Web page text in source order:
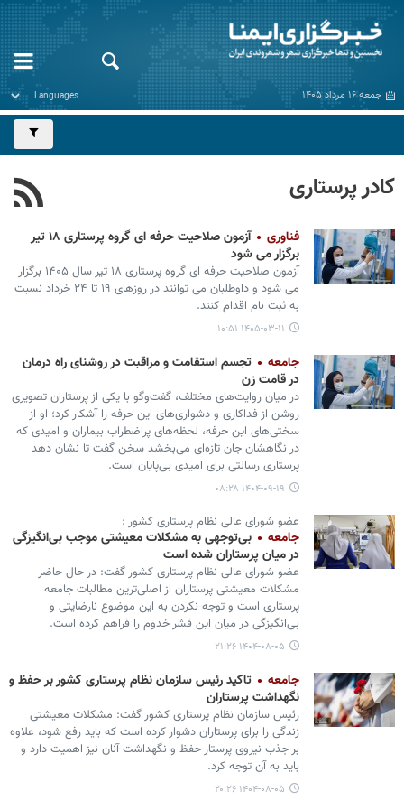
جمعه ۱۶ مرداد ۱۴۰۵
کادر پرستاری
فناوری
آزمون صلاحیت حرفه ای گروه پرستاری ۱۸ تیر
برگزار می شود
آزمون صلاحیت حرفه ای گروه پرستاری ۱۸ تیر سال ۱۴۰۵ برگزار
می شود و داوطلبان می توانند در روزهای ۱۹ تا ۲۴ خرداد نسبت
به ثبت نام اقدام کنند.
۱۴۰۵-۰۳-۱۱ ۱۰:۵۱
جامعه
تجسم استقامت و مراقبت در روشنای راه درمان
در قامت زن
در میان روایت‌های مختلف، گفت‌وگو با یکی از پرستاران تصویری
روشن از فداکاری و دشواری‌های این حرفه را آشکار کرد؛ او از
سختی‌های این حرفه، لحظه‌های پراضطراب بیماران و امیدی که
در نگاهشان جان تازه‌ای می‌بخشد سخن گفت تا نشان دهد
پرستاری رسالتی برای امیدی بی‌پایان است.
۱۴۰۴-۰۹-۱۹ ۰۸:۲۸
عضو شورای عالی نظام پرستاری کشور :
جامعه
بی‌توجهی به مشکلات معیشتی موجب بی‌انگیزگی
در میان پرستاران شده است
عضو شورای عالی نظام پرستاری کشور گفت: در حال حاضر
مشکلات معیشتی پرستاران از اصلی‌ترین مطالبات جامعه
پرستاری است و توجه نکردن به این موضوع نارضایتی و
بی‌انگیزگی در میان این قشر خدوم را فراهم کرده است.
۱۴۰۴-۰۸-۰۵ ۲۱:۲۶
جامعه
تاکید رئیس سازمان نظام پرستاری کشور بر حفظ و
نگهداشت پرستاران
رئیس سازمان نظام پرستاری کشور گفت: مشکلات معیشتی
زندگی را برای پرستاران دشوار کرده است که باید رفع شود، علاوه
بر جذب نیروی پرستار حفظ و نگهداشت آنان نیز اهمیت دارد و
باید به آن توجه کرد.
۱۴۰۴-۰۸-۰۵ ۲۰:۲۶